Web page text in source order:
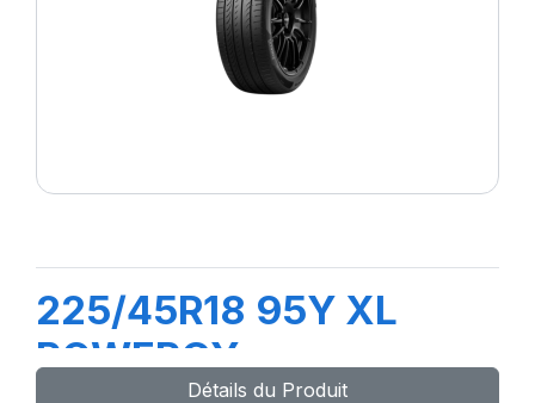
225/45R18 95Y XL
POWERGY
Détails du Produit